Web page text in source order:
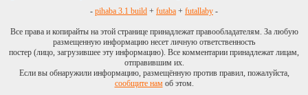
- pihaba 3.1 build + futaba + futallaby -
Все права и копирайты на этой странице принадлежат правообладателям. За любую
размещенную информацию несет личную ответственность
постер (лицо, загрузившее эту информацию). Все комментарии принадлежат лицам,
отправившим их.
Если вы обнаружили информацию, размещённую против правил, пожалуйста,
сообщите намоб этом.